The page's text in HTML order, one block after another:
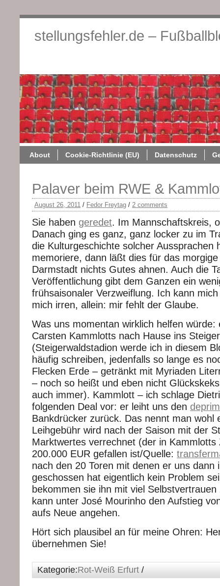
stellungsfehler.de –
About Cookie-Richtlinie (EU) Datenschutz
Palaver beim RWE &
August 26, 2011 / Fedor Freytag / 2 comments
Sie haben geredet. Im Mannschaftskreis,
Danach ging es ganz, ganz locker zu im
die Kulturgeschichte solcher Aussprachen
memoriere, dann läßt dies für das
Darmstadt nichts Gutes ahnen. Auch die
Veröffentlichung gibt dem Ganzen ein
frühsaisonaler Verzweiflung. Ich kann
mich irren, allein: mir fehlt der Glaube.
Was uns momentan wirklich helfen würde:
Carsten Kammlotts nach Hause ins
(Steigerwaldstadion werde ich in diesem
häufig schreiben, jedenfalls so lange es
Flecken Erde – getränkt mit Myriaden
– noch so heißt und eben nicht
auch immer). Kammlott – ich schlage
folgenden Deal vor: er leiht uns den
Bankdrücker zurück. Das nennt man wohl
Leihgebühr wird nach der Saison mit der
Marktwertes verrechnet (der in Kammlotts
200.000 EUR gefallen ist/Quelle:
nach den 20 Toren mit denen er uns dann
geschossen hat eigentlich kein Problem
bekommen sie ihn mit viel
kann unter José Mourinho den Aufstieg
aufs Neue angehen.
Hört sich plausibel an für meine Ohren:
übernehmen Sie!
Kategorie:Rot-Weiß Erfurt /